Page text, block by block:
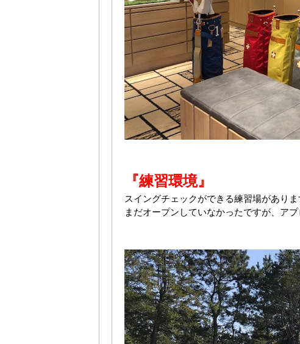
『練習環境』
スイングチェックができる練習場がありま
まだオープンしていなかったですが、ア